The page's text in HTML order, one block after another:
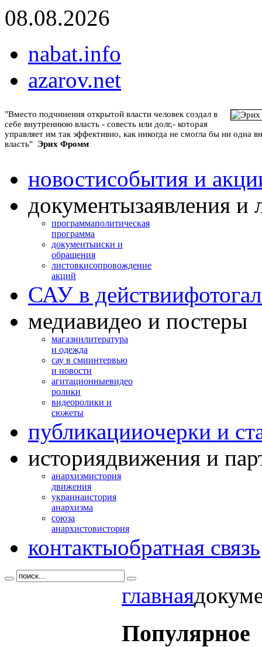
08.08.2026
nabat.info
azarov.net
"Вместо подчинения открытой власти человек создал в
себе внутреннюю власть - совесть или долг,- которая
управляет им так эффективно, как никогда не смогла бы ни одна
власть" Эрих Фромм
новостисобытия и
документызаявления и
программаполитическая
программа
документыиски и
обращения
листовкисопровождение
акций
САУ в действии
медиавидео и постеры
магазинлитература
и одежда
сау в смиинтервью
и новости
агитационныевидео
ролики
видеоролики и
сюжеты
публикацииочерки и
историядвижения и
анархизмистория
движения
украинаистория
анархизма
союза
анархистовистория
контактыобратная связь
главная
Популярное